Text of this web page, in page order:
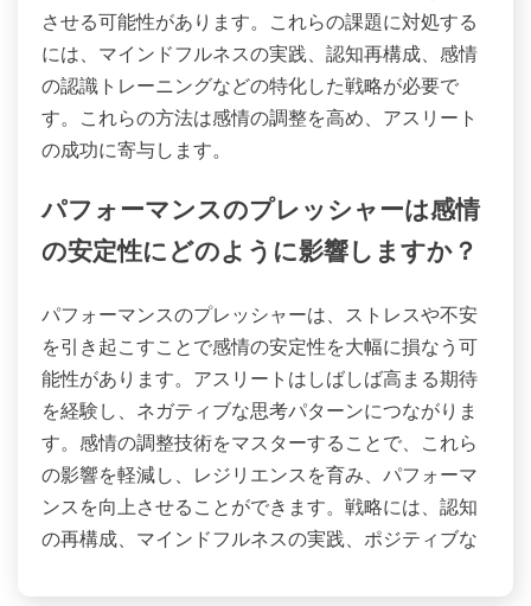
させる可能性があります。これらの課題に対処する
には、マインドフルネスの実践、認知再構成、感情
の認識トレーニングなどの特化した戦略が必要で
す。これらの方法は感情の調整を高め、アスリート
の成功に寄与します。
パフォーマンスのプレッシャーは感情
の安定性にどのように影響しますか？
パフォーマンスのプレッシャーは、ストレスや不安
を引き起こすことで感情の安定性を大幅に損なう可
能性があります。アスリートはしばしば高まる期待
を経験し、ネガティブな思考パターンにつながりま
す。感情の調整技術をマスターすることで、これら
の影響を軽減し、レジリエンスを育み、パフォーマ
ンスを向上させることができます。戦略には、認知
の再構成、マインドフルネスの実践、ポジティブな